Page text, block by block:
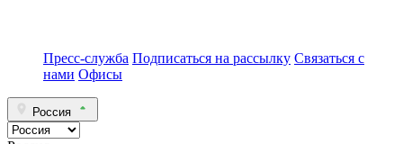
Пресс-служба Подписаться на рассылку Связаться с
нами Офисы
Россия